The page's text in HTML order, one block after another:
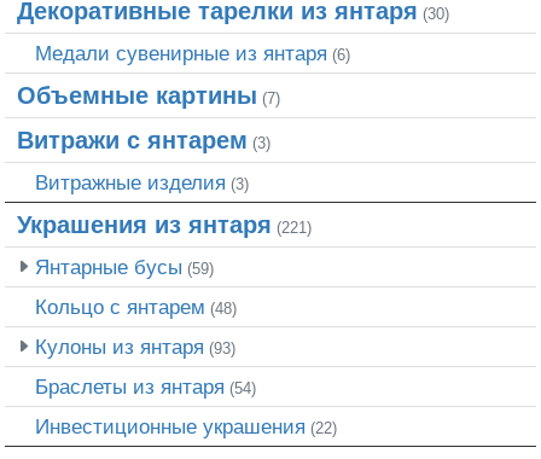
Декоративные тарелки из янтаря (30)
Медали сувенирные из янтаря (6)
Объемные картины (7)
Витражи с янтарем (3)
Витражные изделия (3)
Украшения из янтаря (221)
Янтарные бусы (59)
Кольцо с янтарем (48)
Кулоны из янтаря (93)
Браслеты из янтаря (54)
Инвестиционные украшения (22)